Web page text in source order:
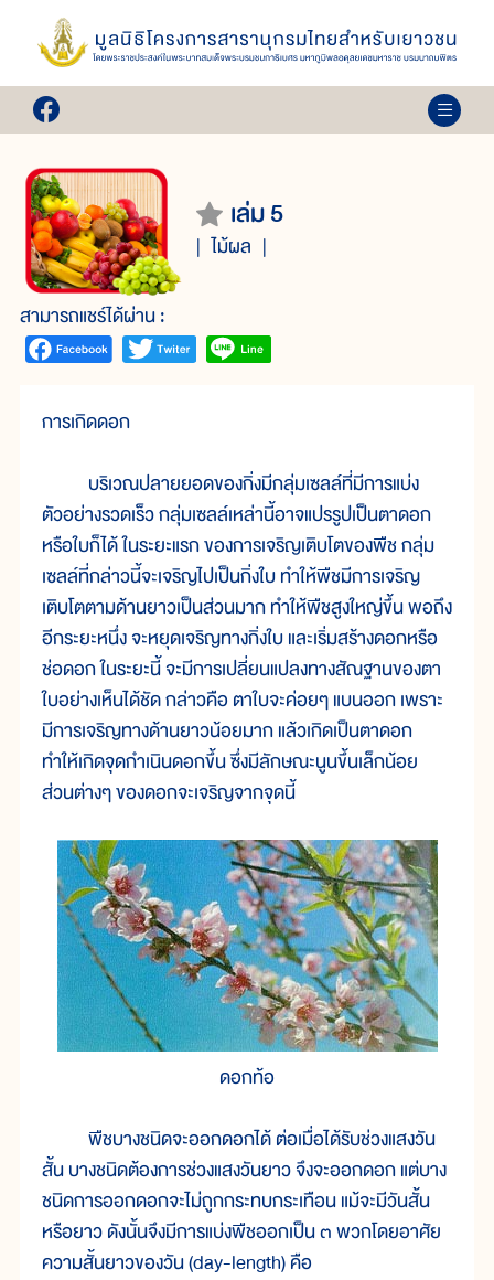
เล่ม 5
ไม้ผล
สามารถแชร์ได้ผ่าน :
การเกิดดอก
บริเวณปลายยอดของกิ่งมีกลุ่มเซลล์ที่มีการแบ่ง
ตัวอย่างรวดเร็ว กลุ่มเซลล์เหล่านี้อาจแปรรูปเป็นตาดอก
หรือใบก็ได้ ในระยะแรก ของการเจริญเติบโตของพืช กลุ่ม
เซลล์ที่กล่าวนี้จะเจริญไปเป็นกิ่งใบ ทำให้พืชมีการเจริญ
เติบโตตามด้านยาวเป็นส่วนมาก ทำให้พืชสูงใหญ่ขึ้น พอถึง
อีกระยะหนึ่ง จะหยุดเจริญทางกิ่งใบ และเริ่มสร้างดอกหรือ
ช่อดอก ในระยะนี้ จะมีการเปลี่ยนแปลงทางสัณฐานของตา
ใบอย่างเห็นได้ชัด กล่าวคือ ตาใบจะค่อยๆ แบนออก เพราะ
มีการเจริญทางด้านยาวน้อยมาก แล้วเกิดเป็นตาดอก
ทำให้เกิดจุดกำเนินดอกขึ้น ซึ่งมีลักษณะนูนขึ้นเล็กน้อย
ส่วนต่างๆ ของดอกจะเจริญจากจุดนี้
ดอกท้อ
พืชบางชนิดจะออกดอกได้ ต่อเมื่อได้รับช่วงแสงวัน
สั้น บางชนิดต้องการช่วงแสงวันยาว จึงจะออกดอก แต่บาง
ชนิดการออกดอกจะไม่ถูกกระทบกระเทือน แม้จะมีวันสั้น
หรือยาว ดังนั้นจึงมีการแบ่งพืชออกเป็น ๓ พวกโดยอาศัย
ความสั้นยาวของวัน (day-length) คือ